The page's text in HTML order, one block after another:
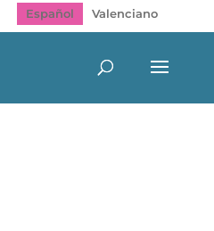
Español Valenciano